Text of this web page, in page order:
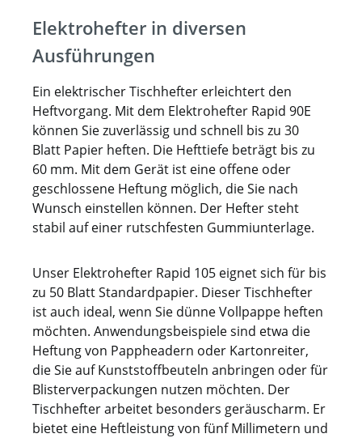
und optionales Zubehör wie Fußauslöser
oder Zählwerk. Dies ermöglicht
Mitarbeitenden eine sichere, komfortable
und effiziente Arbeitsweise – ohne
komplizierte Umrüstungen oder schwere
körperliche Belastungen. Mit dem TH 210
investieren Sie in eine zuverlässige,
leistungsstarke und barrierearme
Heftlösung, die Arbeitsprozesse in
Werkstätten, Förderbereichen und
Verpackungsabteilungen nachhaltig
Elektrohefter in diversen
Ausführungen
Ein elektrischer Tischhefter erleichtert den
Heftvorgang. Mit dem Elektrohefter Rapid 90E
können Sie zuverlässig und schnell bis zu 30
Blatt Papier heften. Die Hefttiefe beträgt bis zu
60 mm. Mit dem Gerät ist eine offene oder
geschlossene Heftung möglich, die Sie nach
Wunsch einstellen können. Der Hefter steht
stabil auf einer rutschfesten Gummiunterlage.
Unser Elektrohefter Rapid 105 eignet sich für bis
zu 50 Blatt Standardpapier. Dieser Tischhefter
ist auch ideal, wenn Sie dünne Vollpappe heften
möchten. Anwendungsbeispiele sind etwa die
Heftung von Pappheadern oder Kartonreiter,
die Sie auf Kunststoffbeuteln anbringen oder für
Blisterverpackungen nutzen möchten. Der
Tischhefter arbeitet besonders geräuscharm. Er
bietet eine Heftleistung von fünf Millimetern und